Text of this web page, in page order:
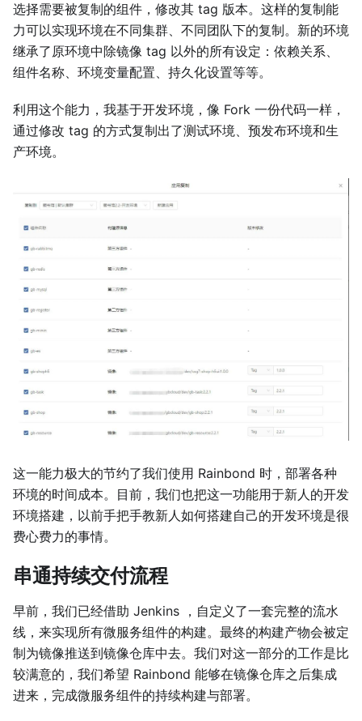
选择需要被复制的组件，修改其 tag 版本。这样的复制能
力可以实现环境在不同集群、不同团队下的复制。新的环境
继承了原环境中除镜像 tag 以外的所有设定：依赖关系、
组件名称、环境变量配置、持久化设置等等。
利用这个能力，我基于开发环境，像 Fork 一份代码一样，
通过修改 tag 的方式复制出了测试环境、预发布环境和生
产环境。
这一能力极大的节约了我们使用 Rainbond 时，部署各种
环境的时间成本。目前，我们也把这一功能用于新人的开发
环境搭建，以前手把手教新人如何搭建自己的开发环境是很
费心费力的事情。
串通持续交付流程
早前，我们已经借助 Jenkins ，自定义了一套完整的流水
线，来实现所有微服务组件的构建。最终的构建产物会被定
制为镜像推送到镜像仓库中去。我们对这一部分的工作是比
较满意的，我们希望 Rainbond 能够在镜像仓库之后集成
进来，完成微服务组件的持续构建与部署。